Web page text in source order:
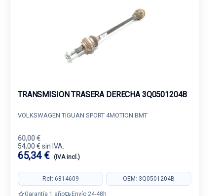
TRANSMISION TRASERA DERECHA 3Q0501204B
VOLKSWAGEN TIGUAN SPORT 4MOTION BMT
60,00 €
54,00 € sin IVA.
65,34 € (IVA incl.)
Ref: 6814609 OEM: 3Q0501204B
Garantía 1 año Envío 24-48h